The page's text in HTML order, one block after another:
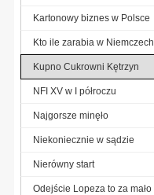
Kartonowy biznes w Polsce
Kto ile zarabia w Niemczech
Kupno Cukrowni Kętrzyn
NFI XV w I półroczu
Najgorsze minęło
Niekoniecznie w sądzie
Nierówny start
Odejście Lopeza to za mało